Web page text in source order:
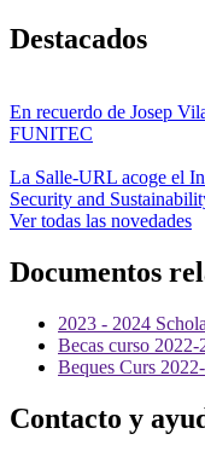
Destacados
En recuerdo de Josep
FUNITEC
La Salle-URL acoge el
Security and
Ver todas las novedades
Documentos
2023 - 2024
Becas curso 2022-
Beques Curs
Contacto y